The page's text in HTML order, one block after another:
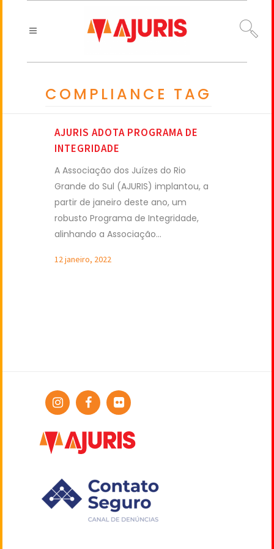
COMPLIANCE TAG
AJURIS ADOTA PROGRAMA DE
INTEGRIDADE
A Associação dos Juízes do Rio
Grande do Sul (AJURIS) implantou, a
partir de janeiro deste ano, um
robusto Programa de Integridade,
alinhando a Associação...
12 janeiro, 2022